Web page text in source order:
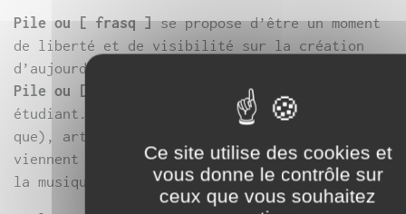
Pile ou [ frasq ]se propose d’être un moment
de liberté et de visibilité sur la création
d’aujourd’hui.
Pile ou [ frasq ]
s’adresse aussi bien aux
étudiant.e.s en arts qu’aux jeunes (mais pas
que), artistes professionnel.le.s qu’ils/elles
viennent de la danse, des arts plastiques, de
la musique, du théâtre ou d’ailleurs.
Ce site utilise des cookies et
vous donne le contrôle sur
ceux que vous souhaitez